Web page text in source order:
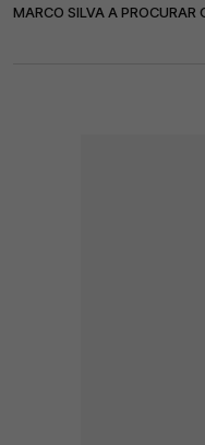
MARCO SILVA A PROCURAR